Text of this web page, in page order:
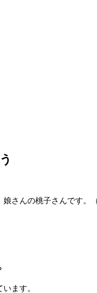
さんの桃子さんです。
ます。